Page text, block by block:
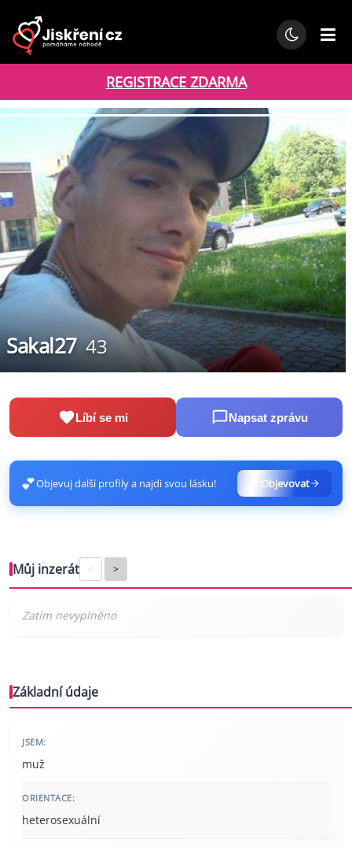
REGISTRACE ZDARMA
Sakal27 43
Líbí se mi Napsat zprávu
💕Objevuj další profily a najdi svou lásku! 💕 Objevovat
Můj inzerát < >
Základní údaje
JSEM:
muž
ORIENTACE:
heterosexuální